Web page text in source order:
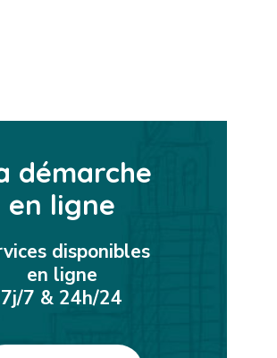
démarche
en ligne
disponibles
en ligne
7j/7 & 24h/24